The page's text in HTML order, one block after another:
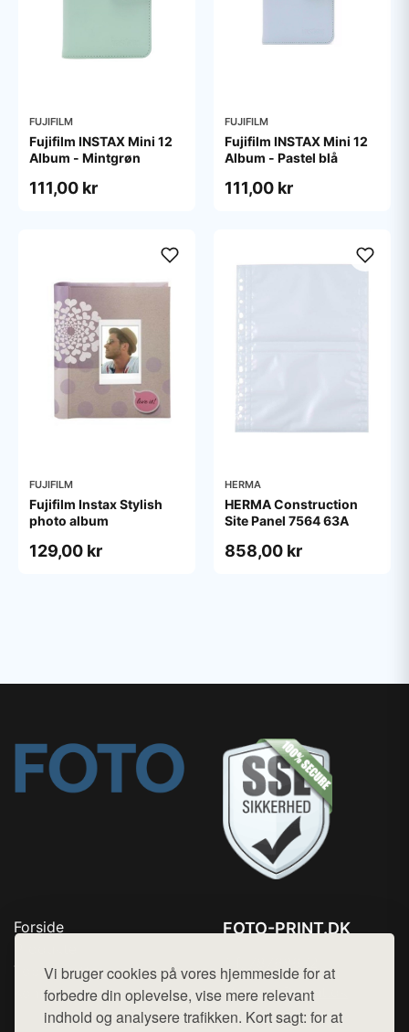
Vi bruger cookies på vores hjemmeside for at
forbedre din oplevelse, vise mere relevant
indhold og analysere trafikken. Kort sagt: for at
FUJIFILM
Fujifilm INSTAX Mini 12
Album - Mintgrøn
111,00 kr
FUJIFILM
Fujifilm INSTAX Mini 12
Album - Pastel blå
111,00 kr
FUJIFILM
Fujifilm Instax Stylish
photo album
129,00 kr
HERMA
HERMA Construction
Site Panel 7564 63A
858,00 kr
Forside
Top Rabatter
Kontakt
FOTO-PRINT.DK
Mail: hej@want.dk